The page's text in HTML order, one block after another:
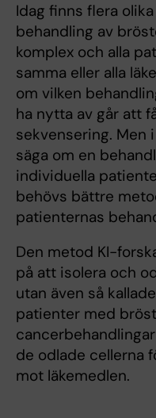
Idag finns flera
behandling av
komplex och alla
samma eller alla
om vilken
ha nytta av går att
sekvensering. Men
säga om en
individuella
behövs bättre
patienternas
Den metod KI-
på att isolera och
utan även så
patienter med
de odlade cellerna
mot läkemedlen.